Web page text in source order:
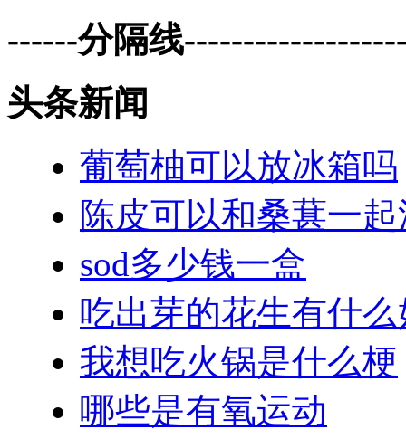
------分隔线
头条新闻
葡萄柚可以放冰箱吗
陈皮可以和桑葚一
sod多少钱一盒
吃出芽的花生有什
我想吃火锅是什么梗
哪些是有氧运动